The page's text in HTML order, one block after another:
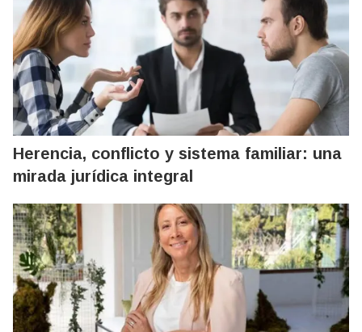
Herencia, conflicto y sistema familiar: una
mirada jurídica integral